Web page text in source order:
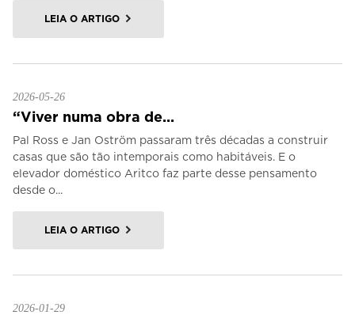
LEIA O ARTIGO
2026-05-26
“Viver numa obra de...
Pal Ross e Jan Oström passaram três décadas a construir
casas que são tão intemporais como habitáveis. E o
elevador doméstico Aritco faz parte desse pensamento
desde o...
LEIA O ARTIGO
2026-01-29